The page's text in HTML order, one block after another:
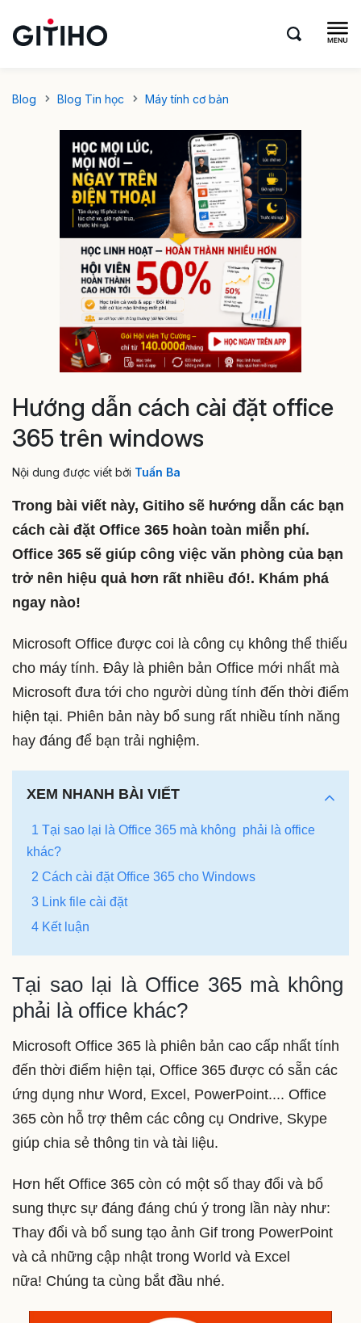
Blog Blog Tin học Máy tính cơ bản
Hướng dẫn cách cài đặt office
365 trên windows
Nội dung được viết bởi Tuấn Ba
Trong bài viết này, Gitiho sẽ hướng dẫn các bạn
cách cài đặt Office 365 hoàn toàn miễn phí.
Office 365 sẽ giúp công việc văn phòng của bạn
trở nên hiệu quả hơn rất nhiều đó! . Khám phá
ngay nào!
Microsoft Office được coi là công cụ không thể thiếu
cho máy tính. Đây là phiên bản Office mới nhất mà
Microsoft đưa tới cho người dùng tính đến thời điểm
hiện tại. Phiên bản này bổ sung rất nhiều tính năng
hay đáng để bạn trải nghiệm.
XEM NHANH BÀI VIẾT
1 Tại sao lại là Office 365 mà không phải là office
khác?
2 Cách cài đặt Office 365 cho Windows
3 Link file cài đặt
4 Kết luận
Tại sao lại là Office 365 mà không
phải là office khác?
Microsoft Office 365 là phiên bản cao cấp nhất tính
đến thời điểm hiện tại, Office 365 được có sẵn các
ứng dụng như Word, Excel, PowerPoint.... Office
365 còn hỗ trợ thêm các công cụ Ondrive, Skype
giúp chia sẻ thông tin và tài liệu.
Hơn hết Office 365 còn có một số thay đổi và bổ
sung thực sự đáng đáng chú ý trong lần này như:
Thay đổi và bổ sung tạo ảnh Gif trong PowerPoint
và cả những cập nhật trong World và Excel
nữa! Chúng ta cùng bắt đầu nhé.